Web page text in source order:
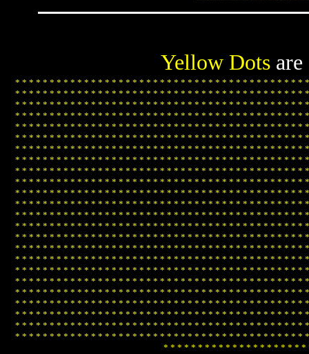
Yellow Dots
* * * * * * * * * * * * * * * * * * * * * * * * * * * * * * * * * * * * * * * * * *
* * * * * * * * * * * * * * * * * * * * * * * * * * * * * * * * * * * * * * * * * *
* * * * * * * * * * * * * * * * * * * * * * * * * * * * * * * * * * * * * * * * * *
* * * * * * * * * * * * * * * * * * * * * * * * * * * * * * * * * * * * * * * * * *
* * * * * * * * * * * * * * * * * * * * * * * * * * * * * * * * * * * * * * * * * *
* * * * * * * * * * * * * * * * * * * * * * * * * * * * * * * * * * * * * * * * * *
* * * * * * * * * * * * * * * * * * * * * * * * * * * * * * * * * * * * * * * * * *
* * * * * * * * * * * * * * * * * * * * * * * * * * * * * * * * * * * * * * * * * *
* * * * * * * * * * * * * * * * * * * * * * * * * * * * * * * * * * * * * * * * * *
* * * * * * * * * * * * * * * * * * * * * * * * * * * * * * * * * * * * * * * * * *
* * * * * * * * * * * * * * * * * * * * * * * * * * * * * * * * * * * * * * * * * *
* * * * * * * * * * * * * * * * * * * * * * * * * * * * * * * * * * * * * * * * * *
* * * * * * * * * * * * * * * * * * * * * * * * * * * * * * * * * * * * * * * * * *
* * * * * * * * * * * * * * * * * * * * * * * * * * * * * * * * * * * * * * * * * *
* * * * * * * * * * * * * * * * * * * * * * * * * * * * * * * * * * * * * * * * * *
* * * * * * * * * * * * * * * * * * * * * * * * * * * * * * * * * * * * * * * * * *
* * * * * * * * * * * * * * * * * * * * * * * * * * * * * * * * * * * * * * * * * *
* * * * * * * * * * * * * * * * * * * * * * * * * * * * * * * * * * * * * * * * * *
* * * * * * * * * * * * * * * * * * * * * * * * * * * * * * * * * * * * * * * * * *
* * * * * * * * * * * * * * * * * * * * * * * * * * * * * * * * * * * * * * * * * *
* * * * * * * * * * * * * * * * * * * * * * * * * * * * * * * * * * * * * * * * * *
* * * * * * * * * * * * * * * * * * * * * * * * * * * * * * * * * * * * * * * * * *
* * * * * * * * * * * * * * * * * * * * * * * * * * * * * * * * * * * * * * * * * *
* * * * * * * * * * * * * * * * * * * * * * * * * * * * * * * * * * * * * * * * * *
* * * * * * * * * * * * * * * * * * * * *